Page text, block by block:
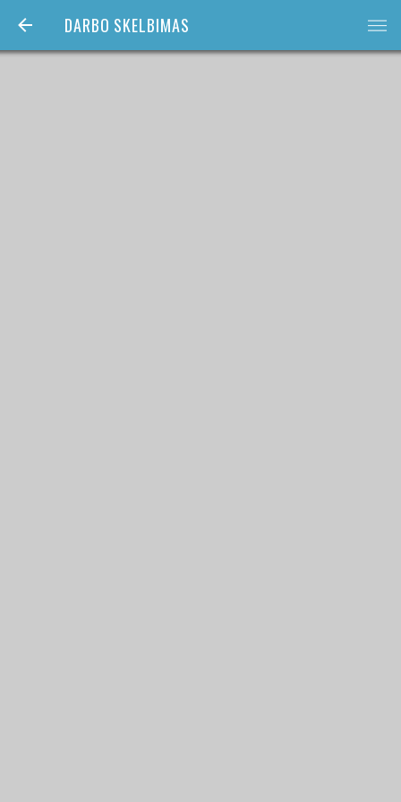
DARBO SKELBIMAS bars